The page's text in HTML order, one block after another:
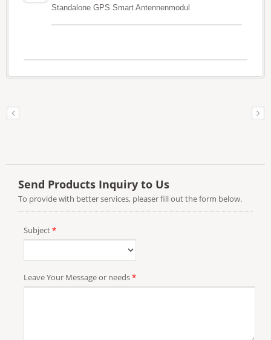
Standalone GPS Smart Antennenmodul